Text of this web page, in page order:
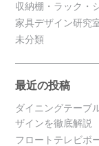
収納棚・ラック・
家具デザイン研究
未分類
最近の投稿
ダイニングテーブ
ザインを徹底解説
フロートテレビボ